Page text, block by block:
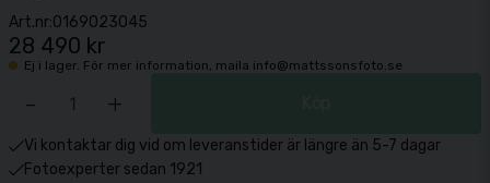
Art.nr:0169023045
28 490 kr
Ej i lager. För mer information, maila info@mattssonsfoto.se
- +
Vi kontaktar dig vid om leveranstider är längre än 5-7 dagar
Fotoexperter sedan 1921